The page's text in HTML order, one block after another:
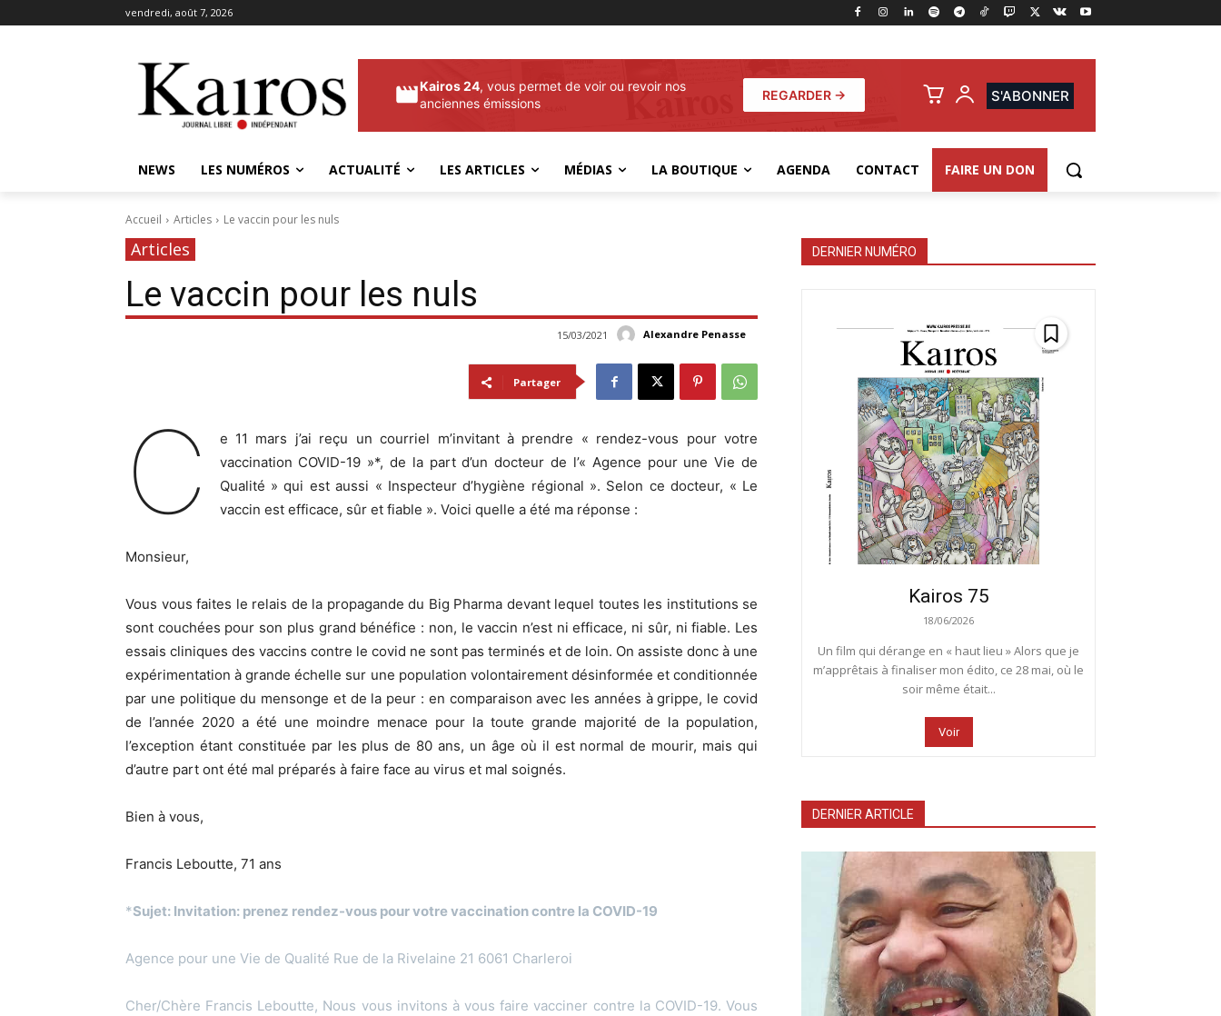
vendredi, août 7, 2026
Kairos 24, vous permet de voir ou revoir nos
anciennes émissions
REGARDER → S'ABONNER
NEWS LES NUMÉROS ACTUALITÉ LES ARTICLES MÉDIAS LA BOUTIQUE AGENDA CONTACT FAIRE UN DON
Accueil Articles Le vaccin pour les nuls
Articles
Le vaccin pour les nuls
Alexandre Penasse
15/03/2021
Partager
C
e 11 mars j’ai reçu un courriel m’invitant à prendre « rendez-vous pour votre
vaccination COVID-19 »*, de la part d’un docteur de l’« Agence pour une Vie de
Qualité » qui est aussi « Inspecteur d’hygiène régional ». Selon ce docteur, « Le
vaccin est efficace, sûr et fiable ». Voici quelle a été ma réponse :
Monsieur,
Vous vous faites le relais de la propagande du Big Pharma devant lequel toutes les institutions se
sont couchées pour son plus grand bénéfice : non, le vaccin n’est ni efficace, ni sûr, ni fiable. Les
essais cliniques des vaccins contre le covid ne sont pas terminés et de loin. On assiste donc à une
expérimentation à grande échelle sur une population volontairement désinformée et conditionnée
par une politique du mensonge et de la peur : en comparaison avec les années à grippe, le covid
de l’année 2020 a été une moindre menace pour la toute grande majorité de la population,
l’exception étant constituée par les plus de 80 ans, un âge où il est normal de mourir, mais qui
d’autre part ont été mal préparés à faire face au virus et mal soignés.
Bien à vous,
Francis Leboutte, 71 ans
*Sujet: Invitation: prenez rendez-vous pour votre vaccination contre la COVID-19
Agence pour une Vie de Qualité Rue de la Rivelaine 21 6061 Charleroi
Cher/Chère Francis Leboutte, Nous vous invitons à vous faire vacciner contre la COVID-19. Vous
DERNIER NUMÉRO
Kairos 75
18/06/2026
Un film qui dérange en « haut lieu » Alors que je
m’apprêtais à finaliser mon édito, ce 28 mai, où le
soir même était...
Voir
DERNIER ARTICLE